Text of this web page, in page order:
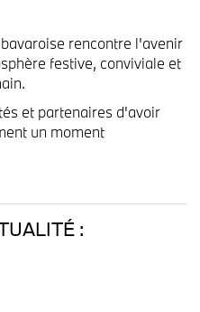
rencontre l'avenir
festive, conviviale et
et partenaires d'avoir
un moment
: